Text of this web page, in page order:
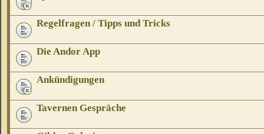
Regelfragen / Tipps und Tricks
Die Andor App
Ankündigungen
Tavernen Gespräche